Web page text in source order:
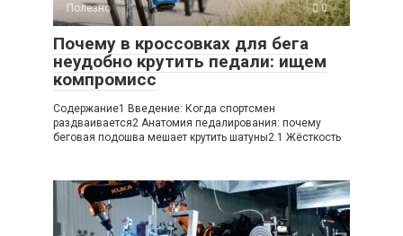
Полезно 0
Почему в кроссовках для бега
неудобно крутить педали: ищем
компромисс
Содержание1 Введение: Когда спортсмен
раздваивается2 Анатомия педалирования: почему
беговая подошва мешает крутить шатуны2.1 Жёсткость